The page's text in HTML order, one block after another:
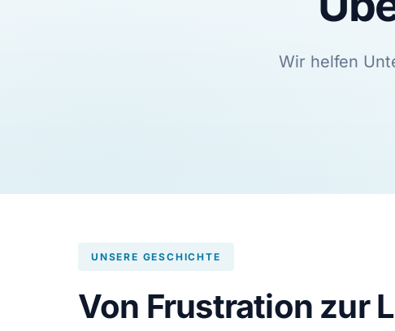
Wir helfen
UNSERE GESCHICHTE
Von Frustration zur